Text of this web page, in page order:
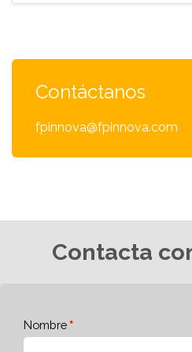
Contáctanos
fpinnova@fpinnova.com
Contacta
Nombre